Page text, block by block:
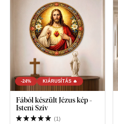
-24% KIÁRUSÍTÁS 🔥
Fából készült Jézus kép -
Isteni Szív
(1)